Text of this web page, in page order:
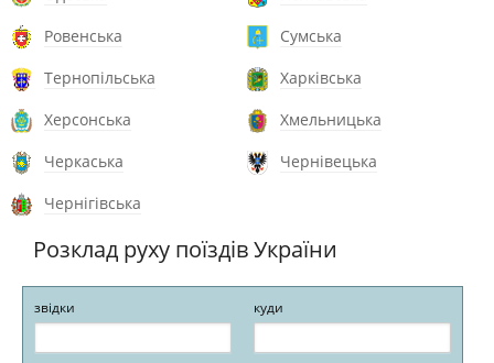
Ровенська
Сумська
Тернопільська
Харківська
Херсонська
Хмельницька
Черкаська
Чернівецька
Чернігівська
Розклад руху поїздів України
звідки куди